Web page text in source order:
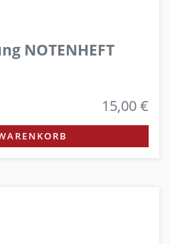
NOTENHEFT
15,00 €